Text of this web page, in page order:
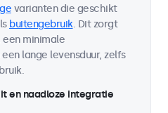
varianten die geschikt
buitengebruik. Dit zorgt
minimale
lange levensduur, zelfs
en naadloze integratie